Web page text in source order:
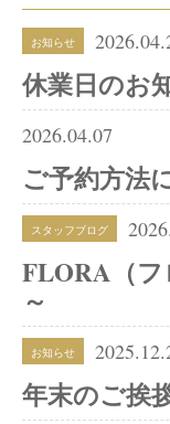
お知らせ
休業日のお
2026.04.07
ご予約方法
スタッフブログ
FLORA（
～
お知らせ
年末のご挨